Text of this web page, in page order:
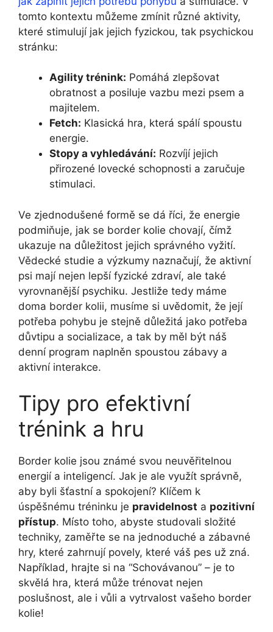
tomto kontextu můžeme zmínit různé aktivity,
které stimulují jak jejich fyzickou, tak psychickou
stránku:
Agility trénink: Pomáhá zlepšovat
obratnost a posiluje vazbu mezi psem a
majitelem.
Fetch: Klasická hra, která spálí spoustu
energie.
Stopy a vyhledávání: Rozvíjí jejich
přirozené lovecké schopnosti a zaručuje
stimulaci.
Ve zjednodušené formě se dá říci, že energie
podmiňuje, jak se border kolie chovají, čímž
ukazuje na důležitost jejich správného vyžití.
Vědecké studie a výzkumy naznačují, že aktivní
psi mají nejen lepší fyzické zdraví, ale také
vyrovnanější psychiku. Jestliže tedy máme
doma border kolii, musíme si uvědomit, že její
potřeba pohybu je stejně důležitá jako potřeba
důvtipu a socializace, a tak by měl být náš
denní program naplněn spoustou zábavy a
aktivní interakce.
Tipy pro efektivní
trénink a hru
Border kolie jsou známé svou neuvěřitelnou
energií a inteligencí. Jak je ale využít správně,
aby byli šťastní a spokojení? Klíčem k
úspěšnému tréninku je pravidelnost a pozitivní
přístup. Místo toho, abyste studovali složité
techniky, zaměřte se na jednoduché a zábavné
hry, které zahrnují povely, které váš pes už zná.
Například, hrajte si na “Schovávanou” – je to
skvělá hra, která může trénovat nejen
poslušnost, ale i vůli a vytrvalost vašeho border
kolie!